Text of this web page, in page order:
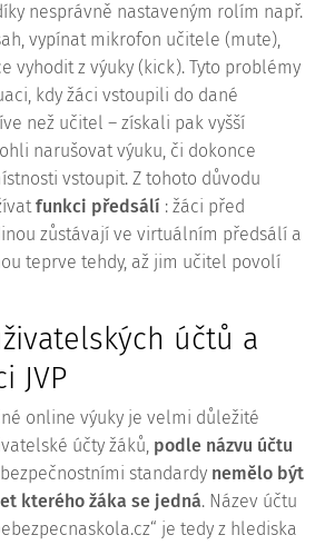
nesprávně nastaveným rolím např.
vypínat mikrofon učitele (mute),
vyhodit z výuky (kick). Tyto problémy
kdy žáci vstoupili do dané
než učitel – získali pak vyšší
narušovat výuku, či dokonce
vstoupit. Z tohoto důvodu
funkci předsálí : žáci před
zůstávají ve virtuálním předsálí a
teprve tehdy, až jim učitel povolí
účtů a
JVP
online výuky je velmi důležité
účty žáků, podle názvu účtu
standardy nemělo být
kterého žáka se jedná. Název účtu
je tedy z hlediska